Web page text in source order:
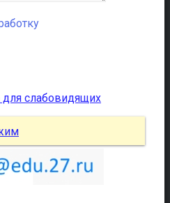
для слабовидящих